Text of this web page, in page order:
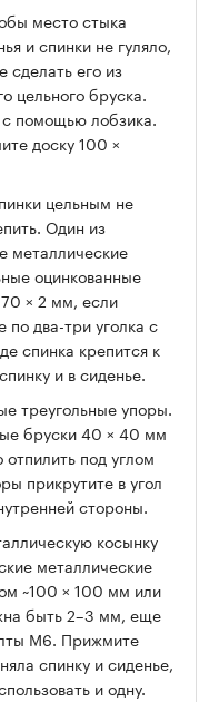
место стыка
и спинки не гуляло,
сделать его из
цельного бруска.
помощью лобзика.
доску 100 ×
цельным не
Один из
металлические
оцинкованные
× 2 мм, если
по два-три уголка с
спинка крепится к
и в сиденье.
треугольные упоры.
бруски 40 × 40 мм
под углом
прикрутите в угол
стороны.
косынку
металлические
~100 × 100 мм или
быть 2–3 мм, еще
М6. Прижмите
спинку и сиденье,
и одну.